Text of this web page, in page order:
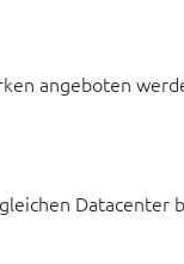
angeboten
Datacenter